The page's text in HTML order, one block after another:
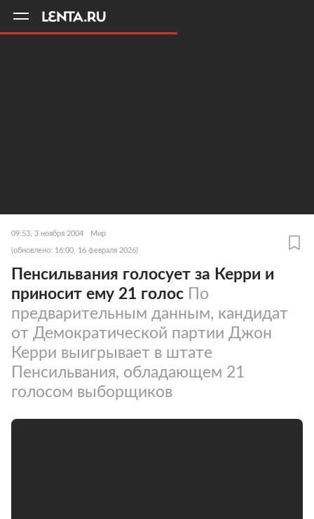
09:53, 3 ноября 2004 Мир
(обновлено: 16:00, 16 февраля 2026)
Пенсильвания голосует за Керри и
приносит ему 21 голос По
предварительным данным, кандидат
от Демократической партии Джон
Керри выигрывает в штате
Пенсильвания, обладающем 21
голосом выборщиков